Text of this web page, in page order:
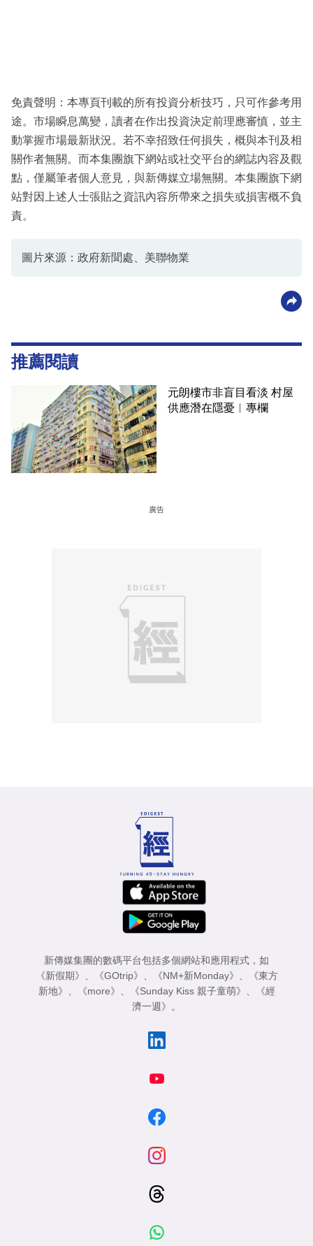
免責聲明：本專頁刊載的所有投資分析技巧，只可作參考用
途。市場瞬息萬變，讀者在作出投資決定前理應審慎，並主
動掌握市場最新狀況。若不幸招致任何損失，概與本刊及相
關作者無關。而本集團旗下網站或社交平台的網誌內容及觀
點，僅屬筆者個人意見，與新傳媒立場無關。本集團旗下網
站對因上述人士張貼之資訊內容所帶來之損失或損害概不負
責。
圖片來源：政府新聞處、美聯物業
推薦閱讀
元朗樓市非盲目看淡 村屋
供應潛在隱憂︳專欄
廣告
新傳媒集團的數碼平台包括多個網站和應用程式，如
《新假期》
《GOtrip》 《NM+新Monday》
《東方
新地》
《more》 《Sunday Kiss 親子童萌》
《經
濟一週》
。